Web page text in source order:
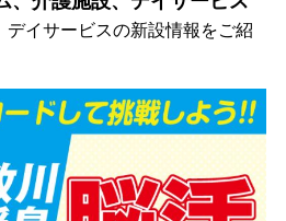
イサービスの新設情報をご紹